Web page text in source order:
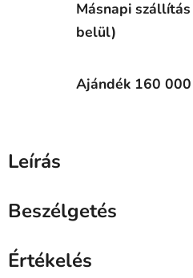
Másnapi
belül)
Ajándék 160
Leírás
Beszélgetés
Értékelés